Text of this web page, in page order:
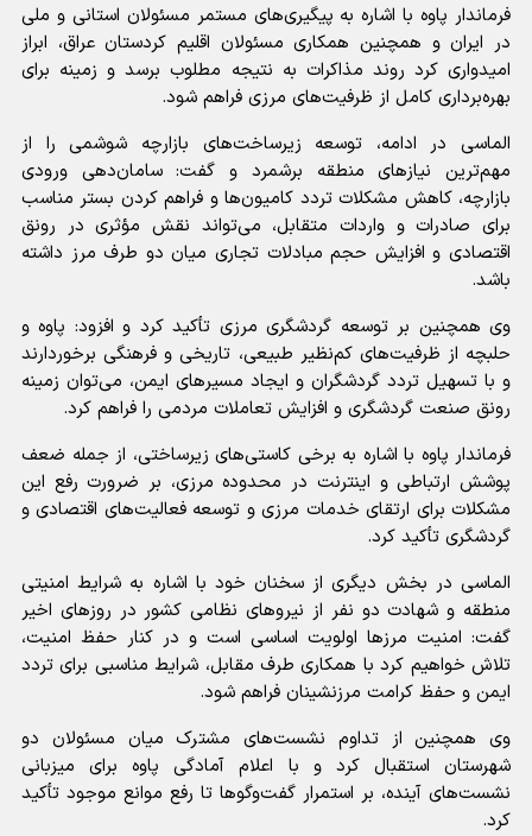
فرماندار پاوه با اشاره به پیگیری‌های مستمر مسئولان استانی و ملی
در ایران و همچنین همکاری مسئولان اقلیم کردستان عراق، ابراز
امیدواری کرد روند مذاکرات به نتیجه مطلوب برسد و زمینه برای
بهره‌برداری کامل از ظرفیت‌های مرزی فراهم شود.
الماسی در ادامه، توسعه زیرساخت‌های بازارچه شوشمی را از
مهم‌ترین نیازهای منطقه برشمرد و گفت: سامان‌دهی ورودی
بازارچه، کاهش مشکلات تردد کامیون‌ها و فراهم کردن بستر مناسب
برای صادرات و واردات متقابل، می‌تواند نقش مؤثری در رونق
اقتصادی و افزایش حجم مبادلات تجاری میان دو طرف مرز داشته
باشد.
وی همچنین بر توسعه گردشگری مرزی تأکید کرد و افزود: پاوه و
حلبچه از ظرفیت‌های کم‌نظیر طبیعی، تاریخی و فرهنگی برخوردارند
و با تسهیل تردد گردشگران و ایجاد مسیرهای ایمن، می‌توان زمینه
رونق صنعت گردشگری و افزایش تعاملات مردمی را فراهم کرد.
فرماندار پاوه با اشاره به برخی کاستی‌های زیرساختی، از جمله ضعف
پوشش ارتباطی و اینترنت در محدوده مرزی، بر ضرورت رفع این
مشکلات برای ارتقای خدمات مرزی و توسعه فعالیت‌های اقتصادی و
گردشگری تأکید کرد.
الماسی در بخش دیگری از سخنان خود با اشاره به شرایط امنیتی
منطقه و شهادت دو نفر از نیروهای نظامی کشور در روزهای اخیر
گفت: امنیت مرزها اولویت اساسی است و در کنار حفظ امنیت،
تلاش خواهیم کرد با همکاری طرف مقابل، شرایط مناسبی برای تردد
ایمن و حفظ کرامت مرزنشینان فراهم شود.
وی همچنین از تداوم نشست‌های مشترک میان مسئولان دو
شهرستان استقبال کرد و با اعلام آمادگی پاوه برای میزبانی
نشست‌های آینده، بر استمرار گفت‌وگوها تا رفع موانع موجود تأکید
کرد.